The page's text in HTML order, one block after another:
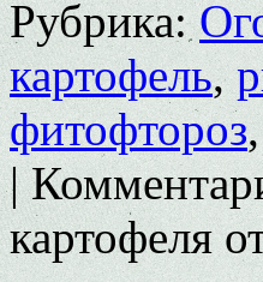
Рубрика:
картофель,
фитофтороз
|
картофеля